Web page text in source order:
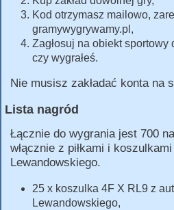
Kod otrzymasz mailowo,
gramywygrywamy.pl,
Zagłosuj na obiekt
czy wygrałeś.
Nie musisz zakładać konta na
Lista nagród
Łącznie do wygrania jest 700
włącznie z piłkami i
Lewandowskiego.
25 x koszulka 4F X RL9 z
Lewandowskiego,